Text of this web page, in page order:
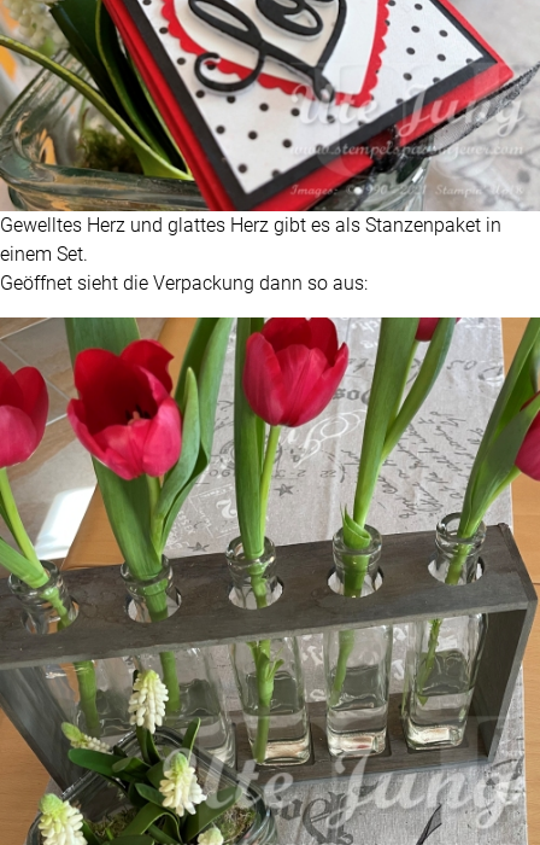
Gewelltes Herz und glattes Herz gibt es als Stanzenpaket in
einem Set.
Geöffnet sieht die Verpackung dann so aus: